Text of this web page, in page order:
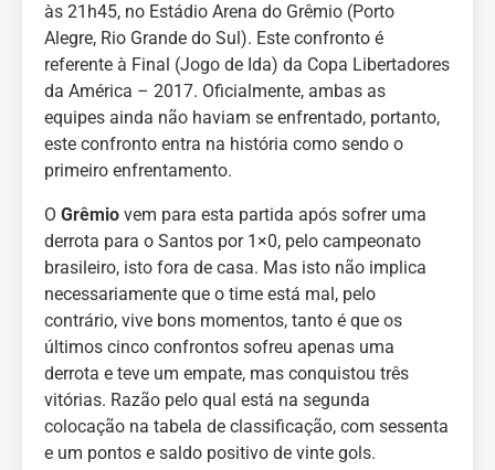
às 21h45, no Estádio Arena do Grêmio (Porto
Alegre, Rio Grande do Sul). Este confronto é
referente à Final (Jogo de Ida) da Copa Libertadores
da América – 2017. Oficialmente, ambas as
equipes ainda não haviam se enfrentado, portanto,
este confronto entra na história como sendo o
primeiro enfrentamento.
O Grêmio vem para esta partida após sofrer uma
derrota para o Santos por 1×0, pelo campeonato
brasileiro, isto fora de casa. Mas isto não implica
necessariamente que o time está mal, pelo
contrário, vive bons momentos, tanto é que os
últimos cinco confrontos sofreu apenas uma
derrota e teve um empate, mas conquistou três
vitórias. Razão pelo qual está na segunda
colocação na tabela de classificação, com sessenta
e um pontos e saldo positivo de vinte gols.